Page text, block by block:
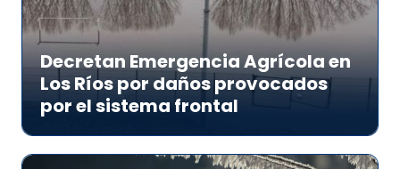
Decretan Emergencia Agrícola en
Los Ríos por daños provocados
por el sistema frontal